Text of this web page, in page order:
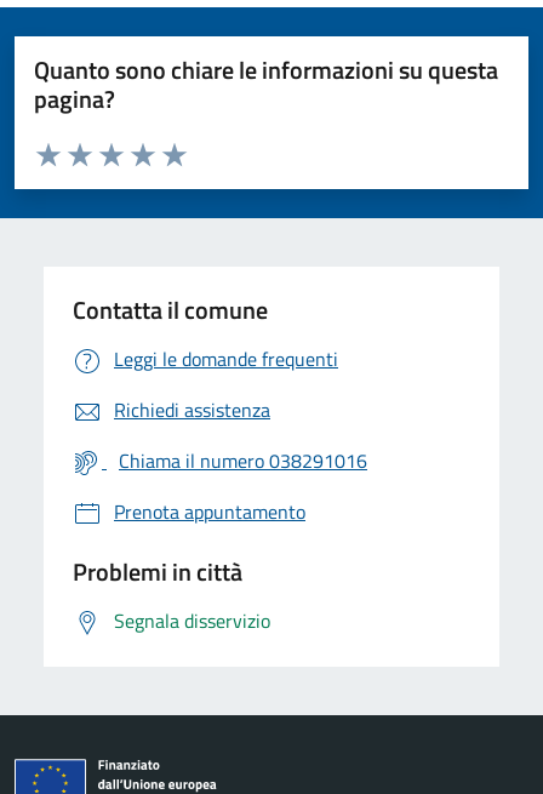
Quanto sono chiare le informazioni su questa
pagina?
Valuta da 1 a 5 stelle la pagina
Valuta 5 stelle su 5
Valuta 4 stelle su 5
Valuta 3 stelle su 5
Valuta 2 stelle su 5
Valuta 1 stelle su 5
Contatta il comune
Leggi le domande frequenti
Richiedi assistenza
Chiama il numero 038291016
Prenota appuntamento
Problemi in città
Segnala disservizio